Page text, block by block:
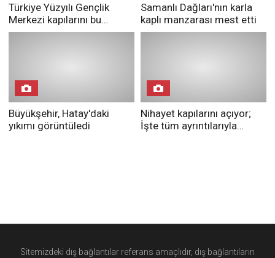
Türkiye Yüzyılı Gençlik
Merkezi kapılarını bu
etkinlikle açacak
Samanlı Dağları'nın karla
kaplı manzarası mest etti
Büyükşehir, Hatay'daki
yıkımı görüntüledi
Nihayet kapılarını açıyor;
İşte tüm ayrıntılarıyla
Sitemizdeki dış bağlantılar referans amaçlıdır, dış bağlantıların